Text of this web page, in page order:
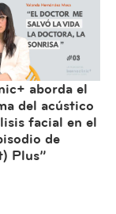
aborda el
del acústico
facial en el
de
Plus”